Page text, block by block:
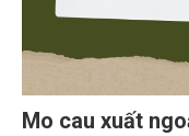
Mo cau xuất